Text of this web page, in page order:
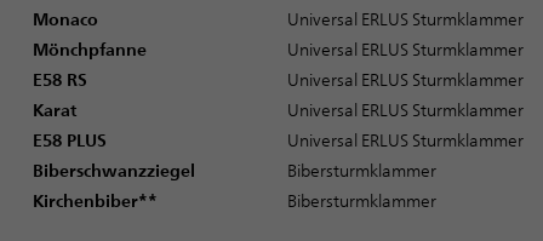
Monaco
Universal ERLUS Sturmklammer
Mönchpfanne
Universal ERLUS Sturmklammer
E58 RS
Universal ERLUS Sturmklammer
Karat
Universal ERLUS Sturmklammer
E58 PLUS
Universal ERLUS Sturmklammer
Biberschwanzziegel
Bibersturmklammer
Kirchenbiber**
Bibersturmklammer